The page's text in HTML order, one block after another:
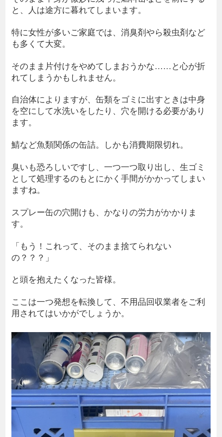
と、人は途方に暮れてしまいます。
特に女性が多いご家庭では、消臭剤やら殺虫剤など
も多くて大変。
そのまま片付けをやめてしまおうかな……と心が折
れてしまうかもしれません。
自治体によりますが、缶類をゴミに出すときは中身
を空にして水洗いをしたり、穴を開ける必要があり
ます。
鯖など魚類関係の缶詰。しかも消費期限切れ。
臭いも恐ろしいですし、一つ一つ取り出し、生ゴミ
として処理するのもとにかく手間がかかってしまい
ますね。
スプレー缶の穴開けも、かなりの労力がかかりま
す。
「もう！これって、そのまま捨てられない
の？？？」
と頭を抱えたくなった皆様。
ここは一つ発想を転換して、不用品回収業者をご利
用されてはいかがでしょうか。